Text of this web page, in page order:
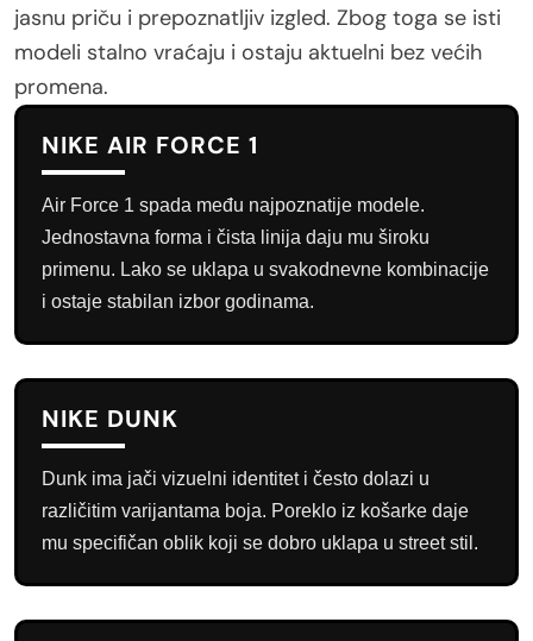
jasnu priču i prepoznatljiv izgled. Zbog toga se isti
modeli stalno vraćaju i ostaju aktuelni bez većih
promena.
NIKE AIR FORCE 1
Air Force 1 spada među najpoznatije modele.
Jednostavna forma i čista linija daju mu široku
primenu. Lako se uklapa u svakodnevne kombinacije
i ostaje stabilan izbor godinama.
NIKE DUNK
Dunk ima jači vizuelni identitet i često dolazi u
različitim varijantama boja. Poreklo iz košarke daje
mu specifičan oblik koji se dobro uklapa u street stil.